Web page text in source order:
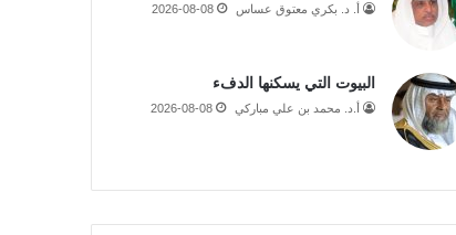
أ. د. بكري معتوق عساس 2026-08-08
البيوت التي يسكنها الدفء
أ.د. محمد بن علي مباركي 2026-08-08